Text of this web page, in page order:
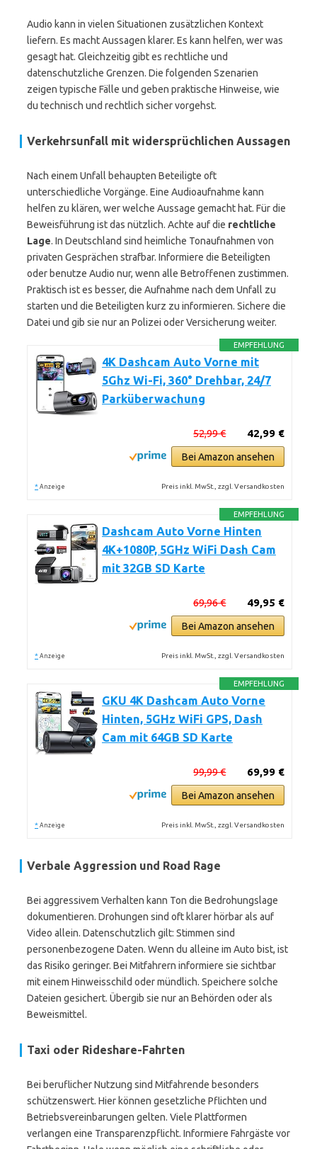
Audio kann in vielen Situationen zusätzlichen Kontext
liefern. Es macht Aussagen klarer. Es kann helfen, wer was
gesagt hat. Gleichzeitig gibt es rechtliche und
datenschutzliche Grenzen. Die folgenden Szenarien
zeigen typische Fälle und geben praktische Hinweise, wie
du technisch und rechtlich sicher vorgehst.
Verkehrsunfall mit widersprüchlichen Aussagen
Nach einem Unfall behaupten Beteiligte oft
unterschiedliche Vorgänge. Eine Audioaufnahme kann
helfen zu klären, wer welche Aussage gemacht hat. Für die
Beweisführung ist das nützlich. Achte auf die rechtliche
Lage. In Deutschland sind heimliche Tonaufnahmen von
privaten Gesprächen strafbar. Informiere die Beteiligten
oder benutze Audio nur, wenn alle Betroffenen zustimmen.
Praktisch ist es besser, die Aufnahme nach dem Unfall zu
starten und die Beteiligten kurz zu informieren. Sichere die
Datei und gib sie nur an Polizei oder Versicherung weiter.
EMPFEHLUNG
4K Dashcam Auto Vorne mit
5Ghz Wi-Fi, 360° Drehbar, 24/7
Parküberwachung
42,99 €
52,99 €
Bei Amazon ansehen
* Anzeige Preis inkl. MwSt., zzgl. Versandkosten
EMPFEHLUNG
Dashcam Auto Vorne Hinten
4K+1080P, 5GHz WiFi Dash Cam
mit 32GB SD Karte
49,95 €
69,96 €
Bei Amazon ansehen
* Anzeige Preis inkl. MwSt., zzgl. Versandkosten
EMPFEHLUNG
GKU 4K Dashcam Auto Vorne
Hinten, 5GHz WiFi GPS, Dash
Cam mit 64GB SD Karte
69,99 €
99,99 €
Bei Amazon ansehen
* Anzeige Preis inkl. MwSt., zzgl. Versandkosten
Verbale Aggression und Road Rage
Bei aggressivem Verhalten kann Ton die Bedrohungslage
dokumentieren. Drohungen sind oft klarer hörbar als auf
Video allein. Datenschutzlich gilt: Stimmen sind
personenbezogene Daten. Wenn du alleine im Auto bist, ist
das Risiko geringer. Bei Mitfahrern informiere sie sichtbar
mit einem Hinweisschild oder mündlich. Speichere solche
Dateien gesichert. Übergib sie nur an Behörden oder als
Beweismittel.
Taxi oder Rideshare-Fahrten
Bei beruflicher Nutzung sind Mitfahrende besonders
schützenswert. Hier können gesetzliche Pflichten und
Betriebsvereinbarungen gelten. Viele Plattformen
verlangen eine Transparenzpflicht. Informiere Fahrgäste vor